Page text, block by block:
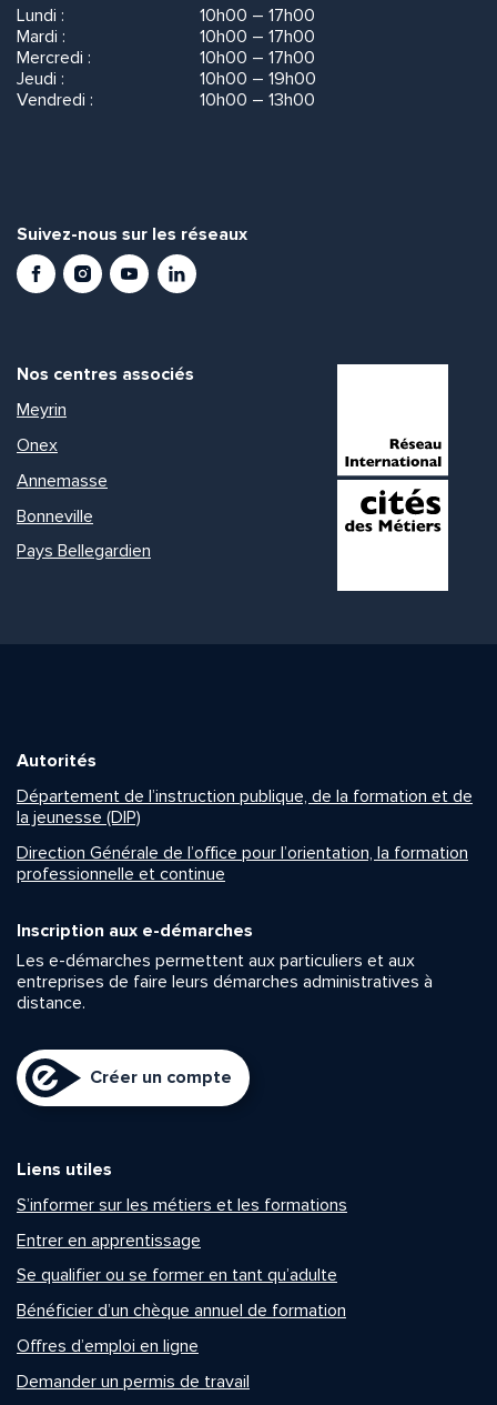
Lundi :
10h00 – 17h00
Mardi :
10h00 – 17h00
Mercredi :
10h00 – 17h00
Jeudi :
10h00 – 19h00
Vendredi :
10h00 – 13h00
Suivez-nous sur les réseaux
FacebookInstagramYoutubeLinkedIn
Nos centres associés
Meyrin
Onex
Annemasse
Bonneville
Pays Bellegardien
Autorités
Département de l’instruction publique, de la formation et de
la jeunesse (DIP)
Direction Générale de l’office pour l’orientation, la formation
professionnelle et continue
Inscription aux e-démarches
Les e-démarches permettent aux particuliers et aux
entreprises de faire leurs démarches administratives à
distance.
Créer un compte
Liens utiles
S’informer sur les métiers et les formations
Entrer en apprentissage
Se qualifier ou se former en tant qu’adulte
Bénéficier d’un chèque annuel de formation
Offres d’emploi en ligne
Demander un permis de travail
Envoyer
Envoyer